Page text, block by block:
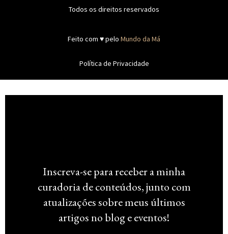
Todos os direitos reservados
Feito com ♥ pelo Mundo da Má
Política de Privacidade
Inscreva-se para receber a minha
curadoria de conteúdos, junto com
atualizações sobre meus últimos
artigos no blog e eventos!